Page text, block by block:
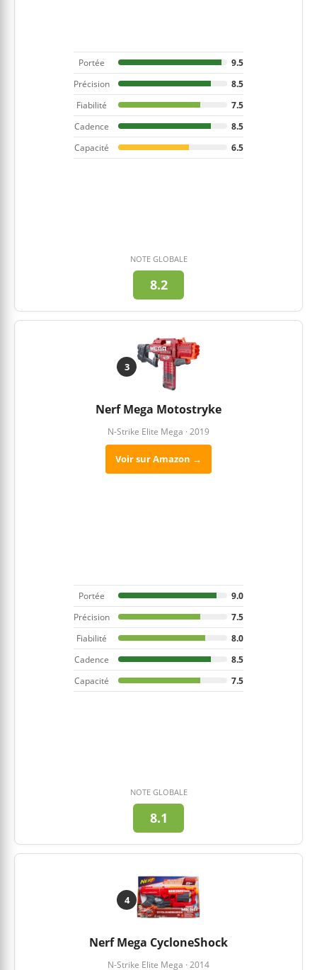
Portée
9.5
Précision
8.5
Fiabilité
7.5
Cadence
8.5
Capacité
6.5
NOTE GLOBALE
8.2
3
Nerf Mega Motostryke
N-Strike Elite Mega · 2019
Voir sur Amazon →
Portée
9.0
Précision
7.5
Fiabilité
8.0
Cadence
8.5
Capacité
7.5
NOTE GLOBALE
8.1
4
Nerf Mega CycloneShock
N-Strike Elite Mega · 2014